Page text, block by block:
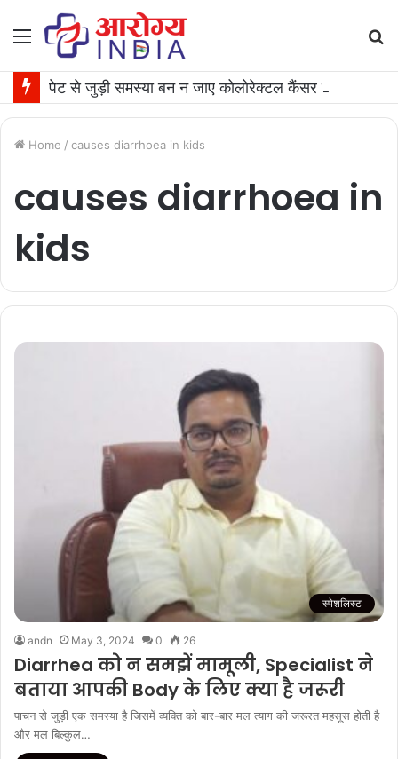
Menu
Home / causes diarrhoea in kids
causes diarrhoea in
kids
स्पेशलिस्ट
andn May 3, 2024 0 26
Diarrhea को न समझें मामूली, Specialist ने
बताया आपकी Body के लिए क्या है जरूरी
पाचन से जुड़ी एक समस्या है जिसमें व्यक्ति को बार-बार मल त्याग की जरूरत महसूस होती है
और मल बिल्कुल…